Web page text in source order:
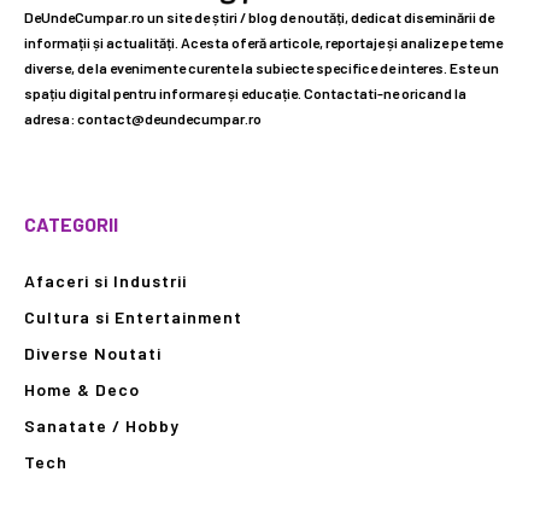
DeUndeCumpar.ro un site de știri / blog de noutăți, dedicat diseminării de
informații și actualități. Acesta oferă articole, reportaje și analize pe teme
diverse, de la evenimente curente la subiecte specifice de interes. Este un
spațiu digital pentru informare și educație. Contactati-ne oricand la
adresa: contact@deundecumpar.ro
CATEGORII
Afaceri si Industrii
Cultura si Entertainment
Diverse Noutati
Home & Deco
Sanatate / Hobby
Tech